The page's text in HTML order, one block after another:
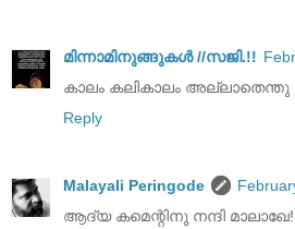
മിന്നാമിനുങ്ങുകള്‍ //സജി.!!
കാലം കലികാലം അല്ലാതെന്തു
Reply
Malayali Peringode
ആദ്യ കമെന്റിനു നന്ദി മാലാഖേ!